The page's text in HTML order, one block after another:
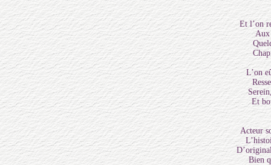
Et l’on
Aux
L’on
Et
Acteur
Bien